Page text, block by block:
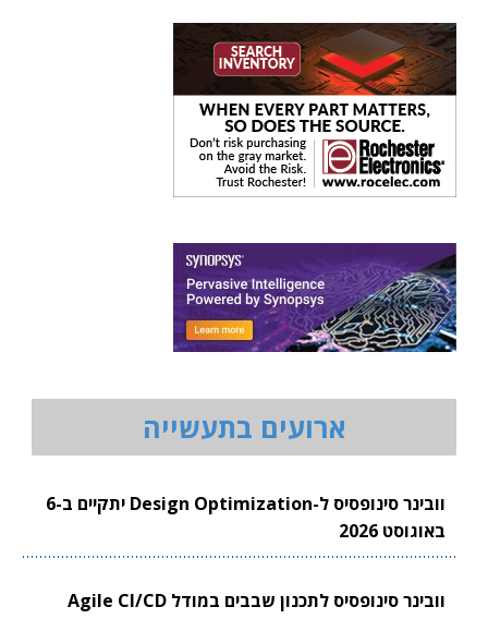
ארועים בתעשייה
וובינר סינופסיס ל-Design Optimization יתקיים ב-6
באוגוסט 2026
וובינר סינופסיס לתכנון שבבים במודל Agile CI/CD